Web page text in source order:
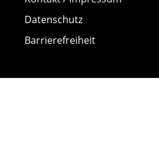
Datenschutz
Barrierefreiheit